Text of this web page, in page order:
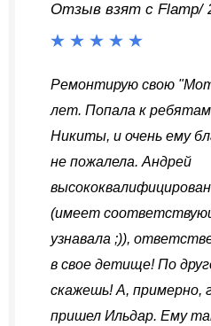
Отзыв взят с Flamp/
Ремонтирую свою
лет. Попала к
Никиты, и очень ему
не пожалела. Андрей
(имеет
узнавала ;)),
в свое детище! По
скажешь! А, примерно,
пришел Ильдар. Ему